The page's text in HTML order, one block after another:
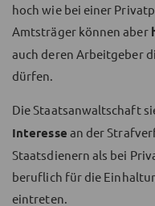
hoch wie bei einer
Amtsträger können aber
auch deren Arbeitgeber
dürfen.
Die Staatsanwaltschaft
Interesse an der
Staatsdienern als bei
beruflich für die
eintreten.